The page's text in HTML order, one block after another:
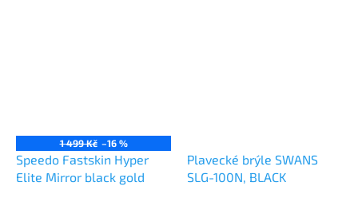
1 499 Kč –16 %
Speedo Fastskin Hyper
Elite Mirror black gold
Plavecké brýle SWANS
SLG-100N, BLACK